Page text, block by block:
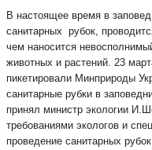
В настоящее время в
санитарных рубок,
чем наносится
животных и растений. 23
пикетировали Минприроды
санитарные рубки в
принял министр экологии
требованиями экологов и
проведение санитарных